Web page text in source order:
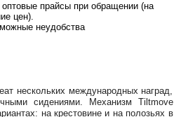
прайсы при обращении (на
цен).
неудобства
нескольких международных наград,
сидениями. Механизм Tiltmove
на крестовине и на полозьях в